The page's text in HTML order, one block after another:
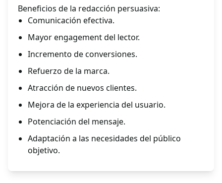
Beneficios de la redacción persuasiva:
Comunicación efectiva.
Mayor engagement del lector.
Incremento de conversiones.
Refuerzo de la marca.
Atracción de nuevos clientes.
Mejora de la experiencia del usuario.
Potenciación del mensaje.
Adaptación a las necesidades del público
objetivo.